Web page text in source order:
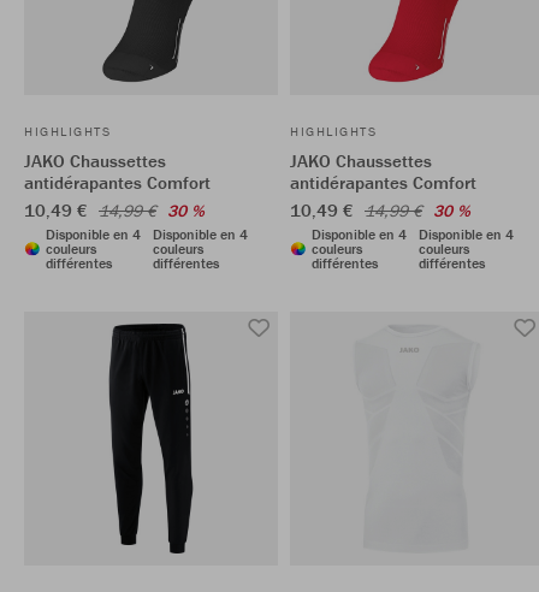
HIGHLIGHTS
JAKO Chaussettes
antidérapantes Comfort
10,49 € 14,99 € 30 %
Disponible en 4
couleurs
différentes
Disponible en 4
couleurs
différentes
HIGHLIGHTS
JAKO Chaussettes
antidérapantes Comfort
10,49 € 14,99 € 30 %
Disponible en 4
couleurs
différentes
Disponible en 4
couleurs
différentes